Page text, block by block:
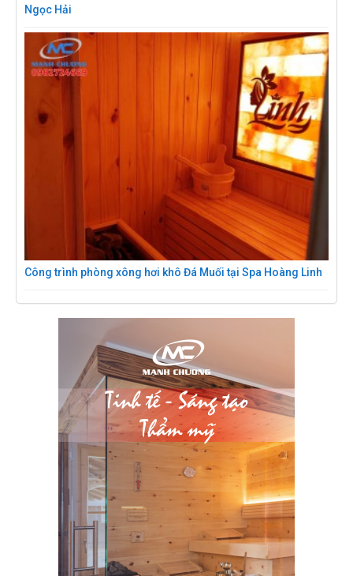
Ngọc Hải
Công trình phòng xông hơi khô Đá Muối tại Spa Hoàng Linh